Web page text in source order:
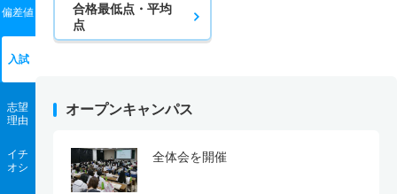
偏差値
入試
志望
理由
イチ
オシ
合格最低点・平均
点
オープンキャンパス
全体会を開催